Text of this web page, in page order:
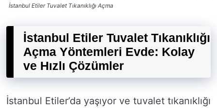
İstanbul Etiler Tuvalet Tıkanıklığı Açma
İstanbul Etiler Tuvalet Tıkanıklığı
Açma Yöntemleri Evde: Kolay
ve Hızlı Çözümler
İstanbul Etiler’da yaşıyor ve tuvalet tıkanıklığı